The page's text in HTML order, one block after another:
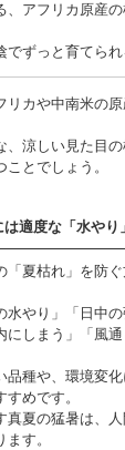
アフリカ原産の
ずっと育てられ
リカや中南米の
、涼しい見た目
とでしょう。
は適度な「水や
「夏枯れ」を防
やり」「日中の
にしまう」「風
品種や、環境変
めです。
真夏の猛暑は、
す。